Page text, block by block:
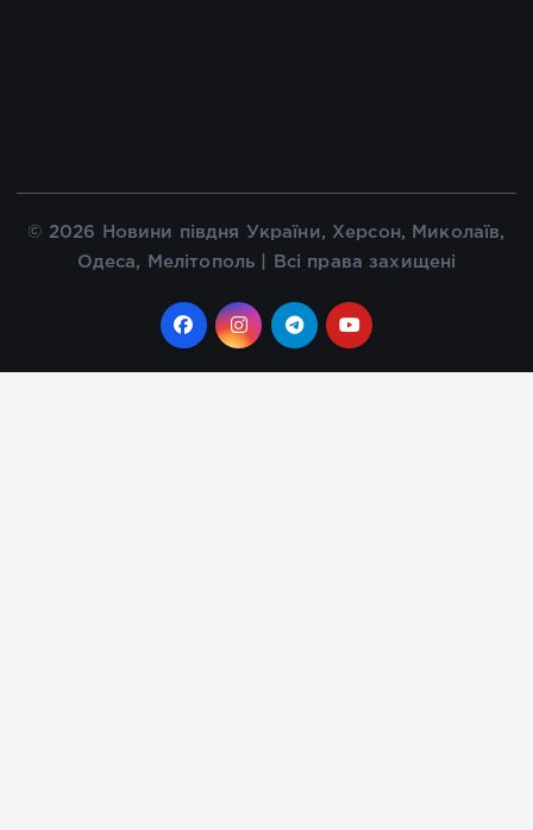
© 2026 Новини півдня України, Херсон, Миколаїв,
Одеса, Мелітополь | Всі права захищені